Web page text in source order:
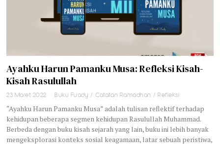
Ayahku Harun Pamanku Musa: Refleksi Kisah-
Kisah Rasulullah
23 Maret 2022 Buku Fuady / Catatan Ramadhan / Refleksi
“Ayahku Harun Pamanku Musa” adalah tulisan reflektif terhadap
kehidupan beberapa segmen kehidupan Rasulullah Muhammad.
Berbeda dengan buku kisah sejarah yang lain, buku ini lebih banyak
mengeksplorasi konteks sosial keagamaan, latar sebuah peristiwa,